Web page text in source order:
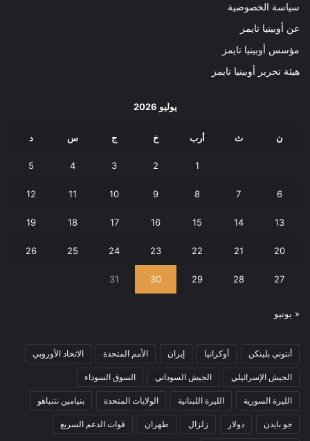
سياسة الخصوصية
عن أوبينيا تايمز
مؤسس أوبينيا تايمز
هيئة تحرير أوبينيا تايمز
يوليو 2026
ن ث أرب خ ج س د
1
2
3
4
5
6
7
8
9
10
11
12
13
14
15
16
17
18
19
20
21
22
23
24
25
26
27
28
29
30
31
« يونيو
أنتوني بلينكن أوكرانيا إيران الأمم المتحدة الاتحاد الأوروبي
الجيش الإسرائيلي الجيش السوداني السوق السوداء
الليرة السورية الليرة اللبنانية الولايات المتحدة بنيامين نتنياهو
جو بايدن دولار زلزال طهران قوات الدعم السريع